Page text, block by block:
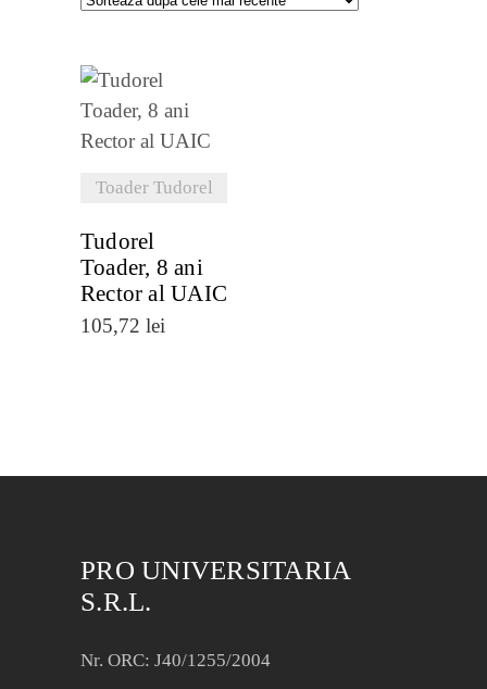
Toader Tudorel
VEZI
DETALII
Tudorel
Toader, 8 ani
Rector al UAIC
105,72 lei
PRO UNIVERSITARIA
S.R.L.
Nr. ORC: J40/1255/2004